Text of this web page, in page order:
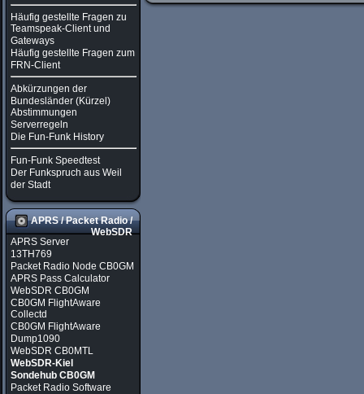
Häufig gestellte Fragen zu
Teamspeak-Client und
Gateways
Häufig gestellte Fragen zum
FRN-Client
Abkürzungen der
Bundesländer (Kürzel)
Abstimmungen
Serverregeln
Die Fun-Funk History
Fun-Funk Speedtest
Der Funkspruch aus Weil
der Stadt
APRS / Packet Radio /
WebSDR
APRS Server
13TH769
Packet Radio Node CB0GM
APRS Pass Calculator
WebSDR CB0GM
CB0GM FlightAware
Collectd
CB0GM FlightAware
Dump1090
WebSDR CB0MTL
WebSDR-Kiel
Sondehub CB0GM
Packet Radio Software